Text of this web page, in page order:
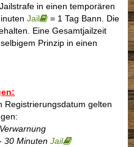
in einen temporären
Jail
= 1 Tag Bann. Die
Eine Gesamtjailzeit
Prinzip in einen
Registrierungsdatum gelten
30 Minuten Jail